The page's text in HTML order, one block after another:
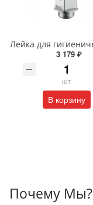
3 179 ₽
шт
В корзину
Почему Мы?